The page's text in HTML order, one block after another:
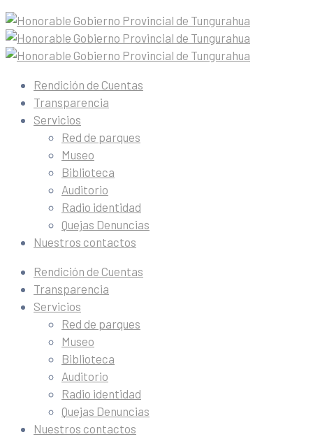
Rendición de Cuentas
Transparencia
Servicios
Red de parques
Museo
Biblioteca
Auditorio
Radio identidad
Quejas Denuncias
Nuestros contactos
Rendición de Cuentas
Transparencia
Servicios
Red de parques
Museo
Biblioteca
Auditorio
Radio identidad
Quejas Denuncias
Nuestros contactos